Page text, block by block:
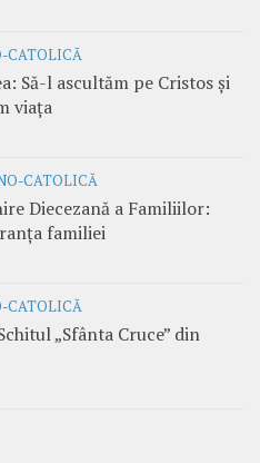
CATOLICĂ
Să-l ascultăm pe Cristos și
viața
CATOLICĂ
Diecezană a Familiilor:
familiei
CATOLICĂ
„Sfânta Cruce” din